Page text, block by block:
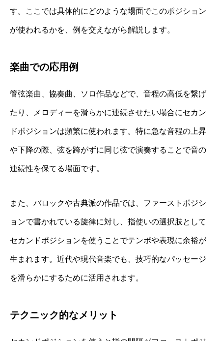
す。ここでは具体的にどのような場面でこのポジション
が使われるかを、例を交えながら解説します。
楽曲での応用例
管弦楽曲、協奏曲、ソロ作品などで、音程の高低を繋げ
たり、メロディーを滑らかに連続させたい場合にセカン
ドポジションは頻繁に使われます。特に急な音程の上昇
や下降の際、弦を跨がずに同じ弦で演奏することで音の
連続性を保てる場面です。
また、バロックや古典派の作品では、ファーストポジシ
ョンで書かれている旋律に対し、指使いの選択肢として
セカンドポジションを使うことでテンポや表現に余裕が
生まれます。近代や現代音楽でも、技巧的なパッセージ
を滑らかにするために活用されます。
テクニック的なメリット